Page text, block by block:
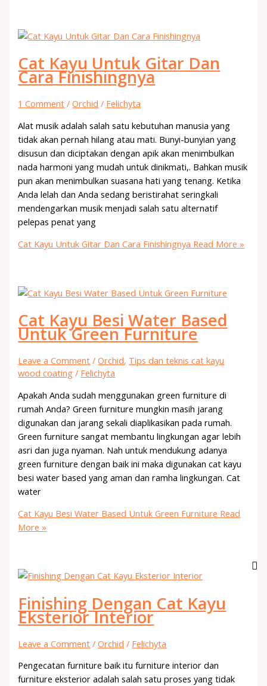
Cat Kayu Untuk Gitar Dan
Cara Finishingnya
1 Comment /Orchid / Felichyta
Alat musik adalah salah satu kebutuhan manusia yang
tidak akan pernah hilang atau mati. Bunyi-bunyian yang
disusun dan diciptakan dengan apik akan menimbulkan
nada harmoni yang mudah untuk dinikmati,. Bahkan musik
pun akan menimbulkan suasana hati yang tenang. Ketika
Anda lelah dan Anda sedang beristirahat seringkali
mendengarkan musik menjadi salah satu alternatif
pelepas penat yang
Cat Kayu Untuk Gitar Dan Cara Finishingnya Read More »
Cat Kayu Besi Water Based
Untuk Green Furniture
Leave a Comment /Orchid, Tips dan teknis cat kayu
wood coating / Felichyta
Apakah Anda sudah menggunakan green furniture di
rumah Anda? Green furniture mungkin masih jarang
digunakan dan jarang sekali diaplikasikan pada rumah.
Green furniture sangat membantu lingkungan agar lebih
asri dan juga nyaman. Nah untuk mendukung adanya
green furniture dengan baik ini maka digunakan cat kayu
besi water based yang aman dan ramha lingkungan. Cat
water
Cat Kayu Besi Water Based Untuk Green Furniture Read
More »
Finishing Dengan Cat Kayu
Eksterior Interior
Leave a Comment /Orchid / Felichyta
Pengecatan furniture baik itu furniture interior dan
furniture eksterior adalah salah satu proses yang tidak